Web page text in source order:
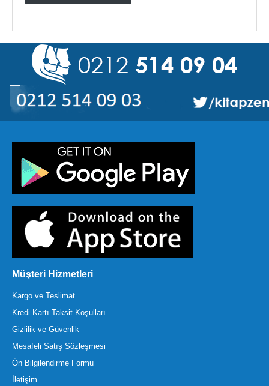
Müşteri Hizmetleri
Kargo ve Teslimat
Kredi Kartı Taksit Koşulları
Gizlilik ve Güvenlik
Mesafeli Satış Sözleşmesi
Ön Bilgilendirme Formu
İletişim